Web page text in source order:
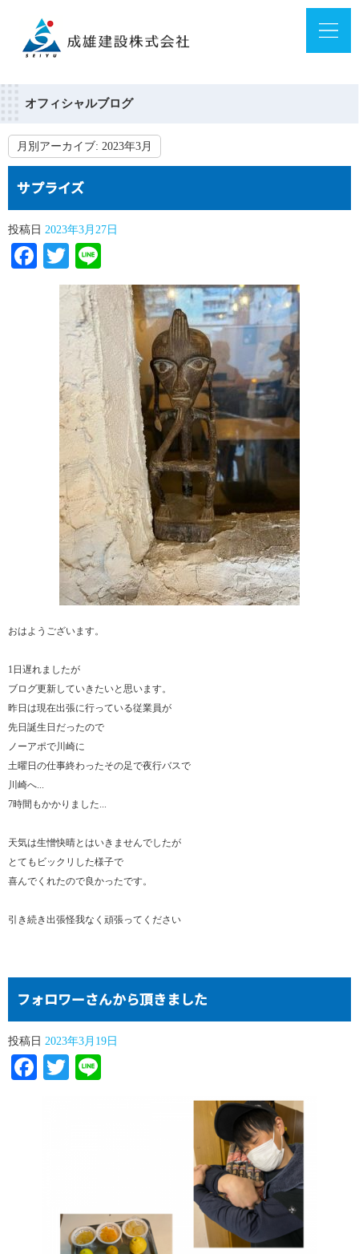
オフィシャルブログ
月別アーカイブ: 2023年3月
サプライズ
投稿日 2023年3月27日
Facebook
Twitter
おはようございます。
1日遅れましたが
ブログ更新していきたいと思います。
昨日は現在出張に行っている従業員が
先日誕生日だったので
ノーアポで川崎に
土曜日の仕事終わったその足で夜行バスで
川崎へ...
7時間もかかりました...
天気は生憎快晴とはいきませんでしたが
とてもビックリした様子で
喜んでくれたので良かったです。
引き続き出張怪我なく頑張ってください
フォロワーさんから頂きました
投稿日 2023年3月19日
Facebook
Twitter